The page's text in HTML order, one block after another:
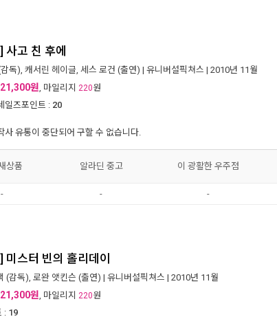
사고 친 후에
독), 캐서린 헤이글, 세스 로건 (출연) | 유니버설픽쳐스 | 2010년 11월
21,300원, 마일리지 220원
일즈포인트 : 20
사 유통이 중단되어 구할 수 없습니다.
상품 알라딘 중고 이 광활한 우주점
- - -
미스터 빈의 홀리데이
(감독), 로완 앳킨슨 (출연) | 유니버설픽쳐스 | 2010년 11월
21,300원, 마일리지 220원
: 19